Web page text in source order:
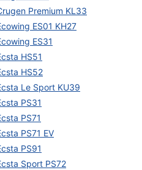
Premium KL33
ES01 KH27
ES31
HS51
HS52
Le Sport KU39
PS31
PS71
PS71 EV
PS91
Sport PS72